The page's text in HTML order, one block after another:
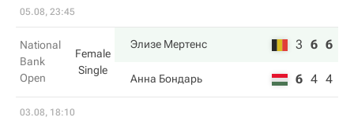
05.08, 23:45
National
Bank
Open
Female
Single
Элизе Мертенс 3 6 6
Анна Бондарь 6 4 4
03.08, 18:10